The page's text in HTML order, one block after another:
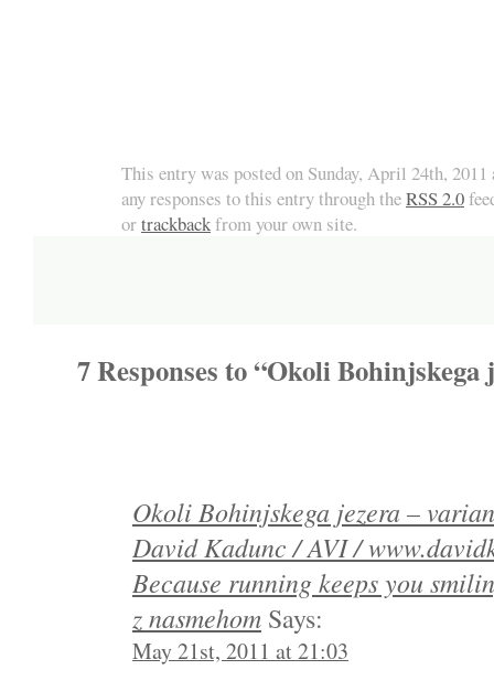
This entry was posted on Sunday, April 24th,
any responses to this entry through theRSS 2.0
ortrackbackfrom your own site.
7 Responses to “Okoli Bohinjskega
Okoli Bohinjskega jezera –
David Kadunc / AVI /
Because running keeps you
z nasmehom Says:
May 21st, 2011 at 21:03